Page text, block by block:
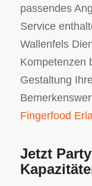
passendes
Service
Wallenfels
Kompetenzen
Gestaltung
Fingerfood
Jetzt